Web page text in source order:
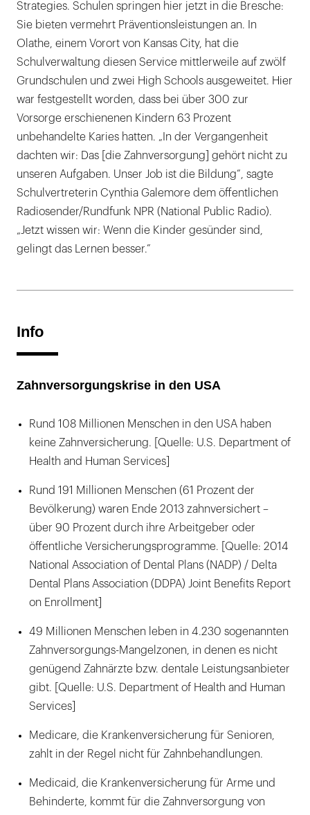
Strategies. Schulen springen hier jetzt in die Bresche:
Sie bieten vermehrt Präventionsleistungen an. In
Olathe, einem Vorort von Kansas City, hat die
Schulverwaltung diesen Service mittlerweile auf zwölf
Grundschulen und zwei High Schools ausgeweitet. Hier
war festgestellt worden, dass bei über 300 zur
Vorsorge erschienenen Kindern 63 Prozent
unbehandelte Karies hatten. „In der Vergangenheit
dachten wir: Das [die Zahnversorgung] gehört nicht zu
unseren Aufgaben. Unser Job ist die Bildung”, sagte
Schulvertreterin Cynthia Galemore dem öffentlichen
Radiosender/Rundfunk NPR (National Public Radio).
„Jetzt wissen wir: Wenn die Kinder gesünder sind,
gelingt das Lernen besser.”
Info
Zahnversorgungskrise in den USA
Rund 108 Millionen Menschen in den USA haben
keine Zahnversicherung. [Quelle: U.S. Department of
Health and Human Services]
Rund 191 Millionen Menschen (61 Prozent der
Bevölkerung) waren Ende 2013 zahnversichert –
über 90 Prozent durch ihre Arbeitgeber oder
öffentliche Versicherungsprogramme. [Quelle: 2014
National Association of Dental Plans (NADP) / Delta
Dental Plans Association (DDPA) Joint Benefits Report
on Enrollment]
49 Millionen Menschen leben in 4.230 sogenannten
Zahnversorgungs-Mangelzonen, in denen es nicht
genügend Zahnärzte bzw. dentale Leistungsanbieter
gibt. [Quelle: U.S. Department of Health and Human
Services]
Medicare, die Krankenversicherung für Senioren,
zahlt in der Regel nicht für Zahnbehandlungen.
Medicaid, die Krankenversicherung für Arme und
Behinderte, kommt für die Zahnversorgung von